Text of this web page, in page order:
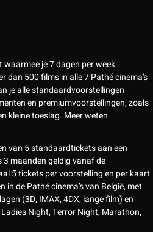
je 7 dagen per week
500 films in alle 7 Pathé cinema’s
je alle standaardvoorstellingen
en premiumvoorstellingen, zoals
kleine toeslag. Meer weten
van 5 standaardtickets aan een
3 maanden geldig vanaf de
5 tickets per voorstelling en per kaart
de Pathé cinema’s van België, met
(3D, IMAX, 4DX, lange film) en
Night, Terror Night, Marathon,